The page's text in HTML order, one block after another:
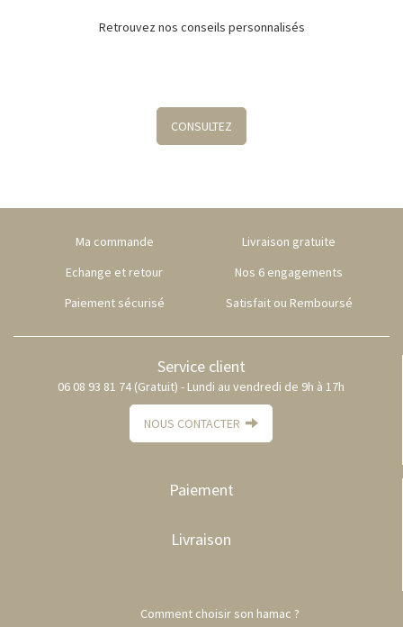
Retrouvez nos conseils personnalisés
CONSULTEZ
Ma commande
Livraison gratuite
Echange et retour
Nos 6 engagements
Paiement sécurisé
Satisfait ou Remboursé
Service client
06 08 93 81 74 (Gratuit) - Lundi au vendredi de 9h à 17h
NOUS CONTACTER
Paiement
Livraison
Comment choisir son hamac ?